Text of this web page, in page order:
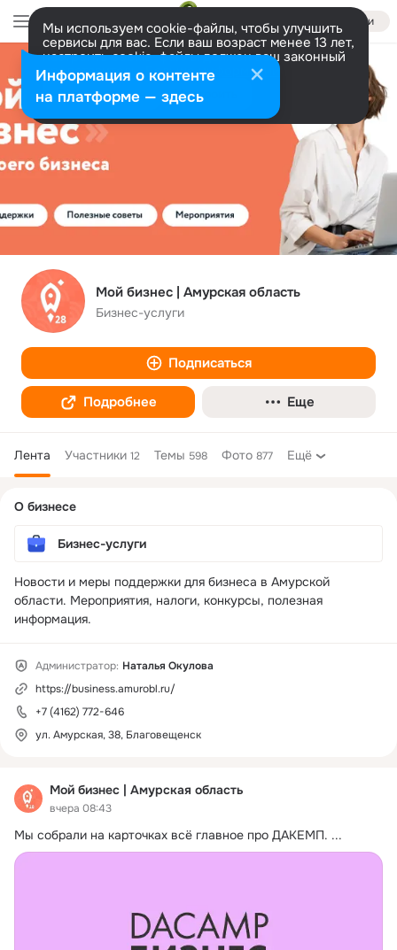
Войти
Мы используем cookie-файлы, чтобы улучшить
сервисы для вас. Если ваш возраст менее 13 лет,
настроить cookie-файлы должен ваш законный
представитель. Больше информации
Разрешить все Настроить
Мой бизнес | Амурская область
Бизнес-услуги
Подписаться
Подробнее Еще
Лента Участники 12 Темы 598 Фото 877 Ещё
Мой бизнес | Амурская область
вчера 08:43
Мы собрали на карточках всё главное про ДАКЕМП. ...
колонка
О бизнесе
Бизнес-услуги
Новости и меры поддержки для бизнеса в Амурской
области. Мероприятия, налоги, конкурсы, полезная
информация.
Администратор: Наталья Окулова
https://business.amurobl.ru/
+7 (4162) 772-646
ул. Амурская, 38, Благовещенск
Информация о контенте
на платформе — здесь